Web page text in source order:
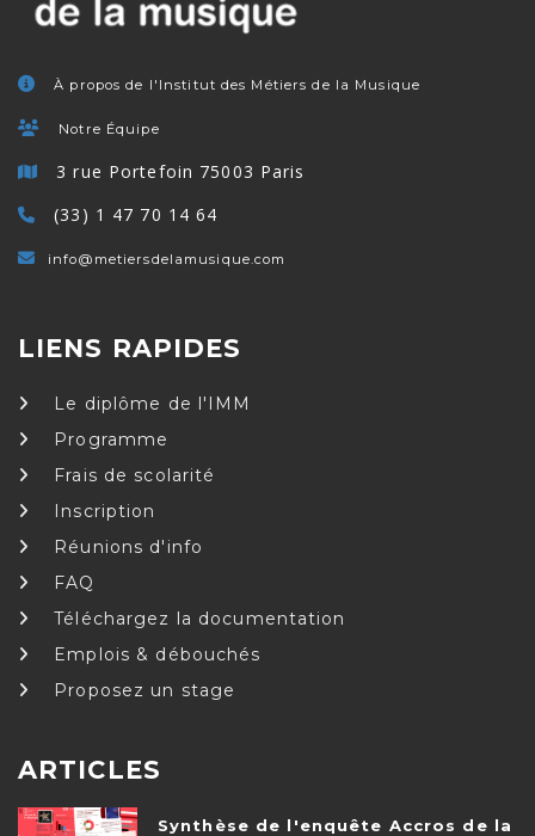
À propos de l'Institut des Métiers de la Musique
Notre Équipe
3 rue Portefoin 75003 Paris
(33) 1 47 70 14 64
info@metiersdelamusique.com
LIENS RAPIDES
Le diplôme de l'IMM
Programme
Frais de scolarité
Inscription
Réunions d'info
FAQ
Téléchargez la documentation
Emplois & débouchés
Proposez un stage
ARTICLES
Synthèse de l'enquête Accros de la